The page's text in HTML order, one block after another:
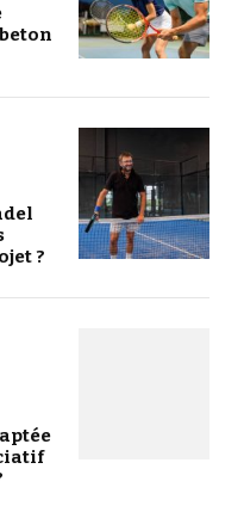
?